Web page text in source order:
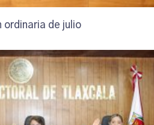
ordinaria de julio